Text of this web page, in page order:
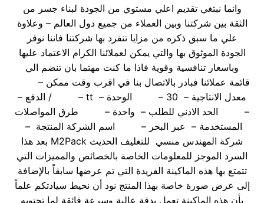
وانما نبتغي تقديم اعلي مستوي من الجودة لبناء جسر من
الثقة بين شركتنا وبين العملاء من جميع دول العالم – وعلاوة
علي ما سبق ذكره من مزايا تنفرد بها شركتنا فاننا نوفر
الجودة الموثوق بها والتي يمكن لعملائنا الكرام الاعتماد عليها
وباسعار تنافسية وقوية فاذا ما كنت مهتما بان تنضم الي
قائمة عملائنا فبادر بالاتصال بنا في اقرب وقت ممكن –
معدل الانتاجية – 30 – الوحدة – tt – / الدفع –
– الحد الادني للطلب – واحدة – طرق المواصلات
المستخدمة – عبر البحر – اسم الشركة المنتجة –
شركة المهندس منسي للتغليف الحديث M2Pack بعد هذا
السرد الموجز للمعلومات الخاصة بالخصائص والمميزات التي
تتمتع بها هذه الماكينة الفريدة التي تم عرضها سابقاً بالإضافة
إلى عرض صورة خاصة بهذا المنتج نود أن نحيط سيادتكم علماً
بأن هذه الماكينة تعمل بدقة عالية وسرعة فائقة لما تحتويه